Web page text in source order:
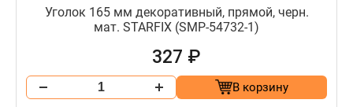
Уголок 165 мм декоративный, прямой, черн.
мат. STARFIX (SMP-54732-1)
327 ₽
В корзину